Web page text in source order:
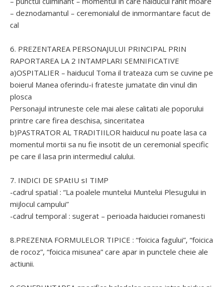
– deznodamantul – ceremonialul de inmormantare facut de
cal
6. PREZENTAREA PERSONAJULUI PRINCIPAL PRIN
RAPORTAREA LA 2 INTAMPLARI SEMNIFICATIVE
a)OSPITALIER – haiducul Toma il trateaza cum se cuvine pe
boierul Manea oferindu-i frateste jumatate din vinul din
plosca
Personajul intruneste cele mai alese calitati ale poporului
printre care firea deschisa, sinceritatea
b)PASTRATOR AL TRADITIILOR haiducul nu poate lasa ca
momentul mortii sa nu fie insotit de un ceremonial specific
pe care il lasa prin intermediul calului.
7. INDICI DE SPAtIU sI TIMP
-cadrul spatial : “La poalele muntelui Muntelui Plesugului in
mijlocul campului”
-cadrul temporal : sugerat – perioada haiduciei romanesti
8.PREZENtA FORMULELOR TIPICE : “foicica fagului”, “foicica
de rocoz”, “foicica misunea” care apar in punctele cheie ale
actiunii.